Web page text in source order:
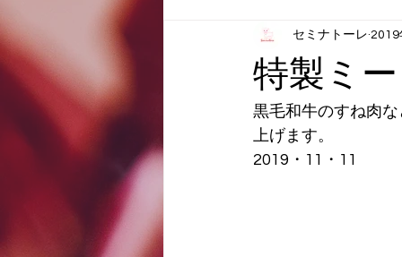
特製ミ
セミナトーレ 2019
黒毛和牛のすね肉
上げます。
2019・11・11